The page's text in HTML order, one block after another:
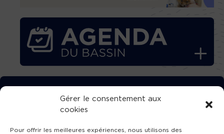
Gérer le consentement aux
cookies
Pour offrir les meilleures expériences, nous utilisons des
TÉLÉCHARGEZ GRATUITEMENT
L’APPLICATION TVBA !